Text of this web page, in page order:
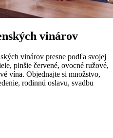
vinárov
vinárov presne podľa svojej
plnšie červené, ovocné ružové,
vína. Objednajte si množstvo,
rodinnú oslavu, svadbu